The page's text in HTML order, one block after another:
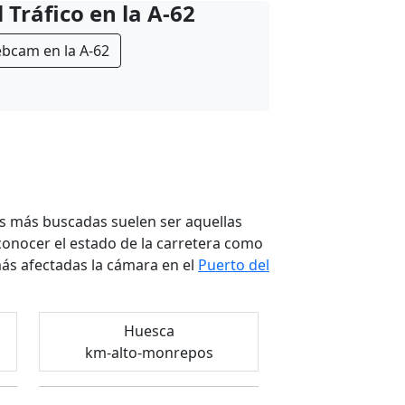
Tráfico en la A-62
en la A-62
más buscadas suelen ser aquellas
el estado de la carretera como
afectadas la cámara en el Puerto del
Huesca
km-alto-monrepos